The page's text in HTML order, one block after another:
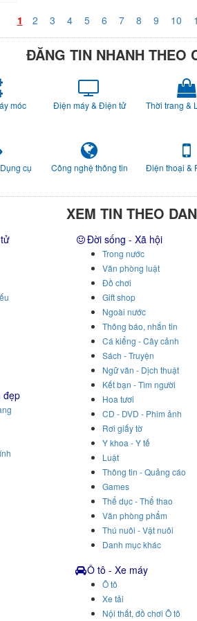
1 2 3 4 5 6 7 8 9 10
ĐĂNG TIN NHANH THEO
móc Điện máy & Điện tử Thời trang &
cụ Công nghệ thông tin Điện thoại &
XEM TIN THEO
đẹp
Đời sống - Xã hội
Trong nước
Văn phòng luật
Đồ chơi
Gift shop
Ngoài nước
Thông báo, nhắn tin
Cá kiểng - Cây cảnh
Sách - Truyện
Ngữ văn - Dịch thuật
Kết bạn - Tìm người
Hoa tươi
CD - DVD - Phim ảnh
Rơi giấy tờ
Y khoa - Y tế
Luật
Thông tin - Quảng cáo
Games
Thể dục - Thể thao
Văn phòng phẩm
Thú nuôi - Vật nuôi
Danh mục khác
Ô tô - Xe máy
Ô tô
Xe tải
Nội thất, đồ chơi Ô tô